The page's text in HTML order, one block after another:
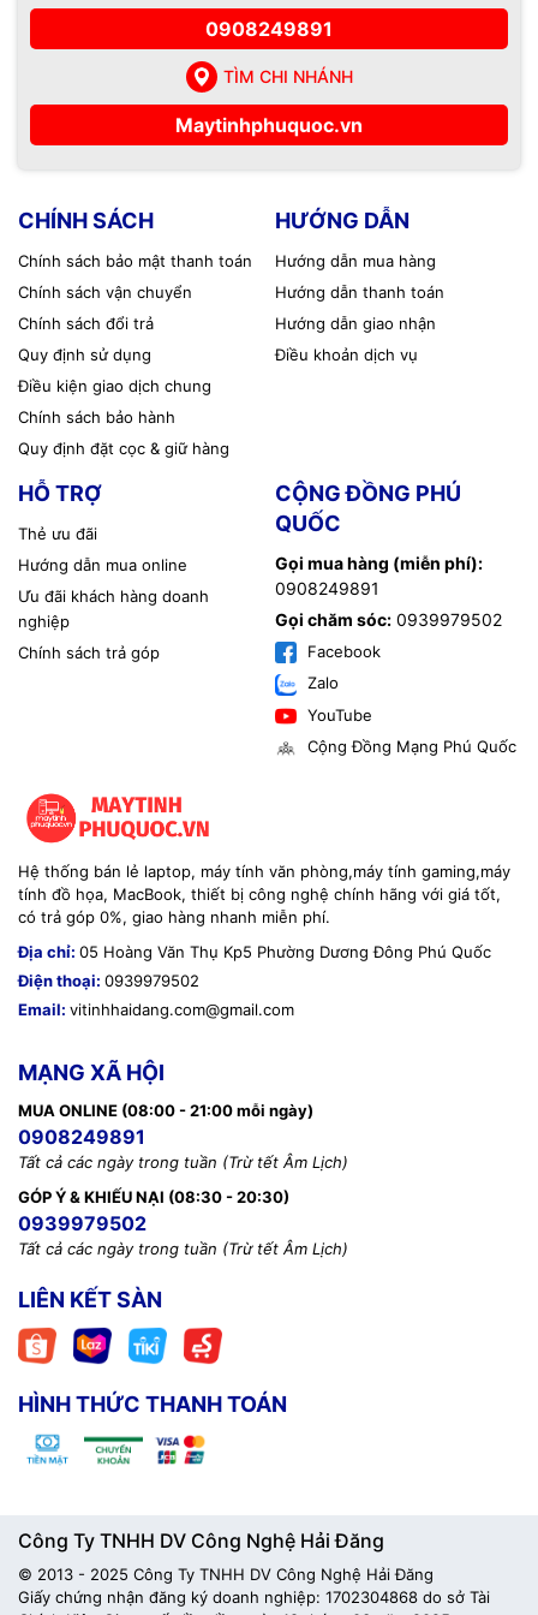
- Cấu hình ampli cơ bản.
- Test & bàn giao hệ thống.
👉 Giá tham khảo: từ 3.000.000đ – 5.000.000đ
Phù hợp: Quán cà phê vừa, có nhiều khu vực.
Bao gồm:
- Thiết kế sơ đồ bố trí loa.
- Lắp nhiều loa phủ đều không gian.
- Chia zone âm thanh theo khu vực.
👉 Giá tham khảo: từ 6.000.000đ – 9.000.000đ
🔹Gói âm thanh chuyên nghiệp
Phù hợp: Quán lớn, quán acoustic, cà phê sân vườn.
Bao gồm:
- Khảo sát chi tiết toàn bộ quán.
- Thiết kế hệ thống âm thanh hoàn chỉnh.
- Lắp loa công suất lớn, mixer, micro.
- Cấu hình chống hú, âm thanh live.
- Đảm bảo vận hành ổn định lâu dài.
👉 Giá tham khảo: từ 10.000.000đ trở lên
📞 Thông tin liên hệ
📍Cơ sở 1:121 Nguyễn Trung Trực, KP 4, P. Dương Đông,
Cơ sở 2:
05 Hoàng Văn Thụ, KP 5, P. Dương Đông, TP.
Phú Quốc, Kiên Giang
📞Hotline:0908 249 891 – 02973 996 651
🧰 Kỹ thuật:
0968 900 202
🌐Website:maytinhphuquoc.com
📧Email: vitinhhaidang.com@gmail.com
nghỉ Chủ Nhật)
#ThiCongAmThanhQuanCaPhe
#LapDatAmThanhQuanCafe
#AmThanhQuanCaPheChuyenNghiep
#ThiCongAmThanhPhuQuoc #ViTinhHaiDang
0908249891
TÌM CHI NHÁNH
Maytinhphuquoc.vn
CHÍNH SÁCH
Chính sách bảo mật thanh toán
Chính sách vận chuyển
Chính sách đổi trả
Quy định sử dụng
Điều kiện giao dịch chung
Chính sách bảo hành
Quy định đặt cọc & giữ hàng
HƯỚNG DẪN
Hướng dẫn mua hàng
Hướng dẫn thanh toán
Hướng dẫn giao nhận
Điều khoản dịch vụ
HỖ TRỢ
Thẻ ưu đãi
Hướng dẫn mua online
Ưu đãi khách hàng doanh
nghiệp
Chính sách trả góp
CỘNG ĐỒNG PHÚ
QUỐC
Gọi mua hàng (miễn phí):
0908249891
Gọi chăm sóc: 0939979502
Facebook
Zalo
YouTube
Cộng Đồng Mạng Phú Quốc
Hệ thống bán lẻ laptop, máy tính văn phòng,máy tính gaming,máy
tính đồ họa, MacBook, thiết bị công nghệ chính hãng với giá tốt,
có trả góp 0%, giao hàng nhanh miễn phí.
Địa chỉ: 05 Hoàng Văn Thụ Kp5 Phường Dương Đông Phú Quốc
Điện thoại: 0939979502
Email: vitinhhaidang.com@gmail.com
MẠNG XÃ HỘI
MUA ONLINE (08:00 - 21:00 mỗi ngày)
0908249891
Tất cả các ngày trong tuần (Trừ tết Âm Lịch)
GÓP Ý & KHIẾU NẠI (08:30 - 20:30)
0939979502
Tất cả các ngày trong tuần (Trừ tết Âm Lịch)
LIÊN KẾT SÀN
HÌNH THỨC THANH TOÁN
Công Ty TNHH DV Công Nghệ Hải Đăng
© 2013 - 2025 Công Ty TNHH DV Công Nghệ Hải Đăng
Giấy chứng nhận đăng ký doanh nghiệp: 1702304868 do sở Tài